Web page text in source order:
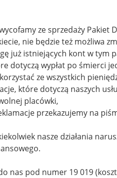
ze sprzedaży Pakiet
nie będzie też możliwa
już istniejących kont w tym
dotyczą wypłat po śmierci
ze wszystkich
które dotyczą naszych
placówki,
przekazujemy na
nasze działania
nas pod numer 19 019